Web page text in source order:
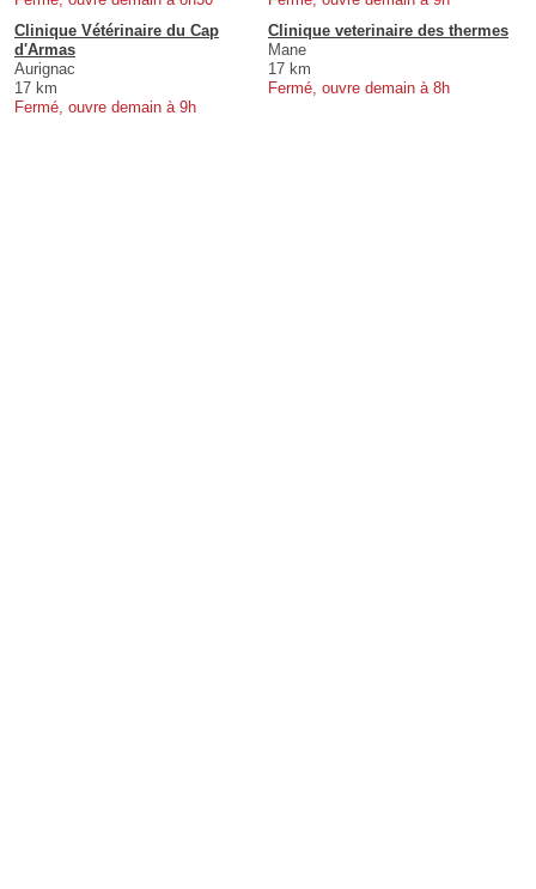
Clinique Vétérinaire du Cap
d'Armas
Aurignac
17 km
Fermé, ouvre demain à 9h
Clinique veterinaire des thermes
Mane
17 km
Fermé, ouvre demain à 8h